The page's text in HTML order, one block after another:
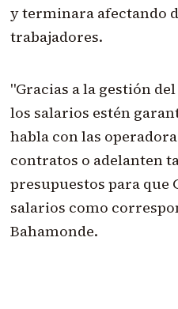
y terminara afectando
trabajadores.
"Gracias a la gestión
los salarios estén
habla con las
contratos o adelanten
presupuestos para que
salarios como
Bahamonde.